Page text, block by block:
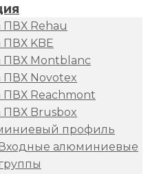
ПВХ Rehau
ПВХ KBE
ПВХ Montblanc
ПВХ Novotex
ПВХ Reachmont
ПВХ Brusbox
профиль
алюминиевые